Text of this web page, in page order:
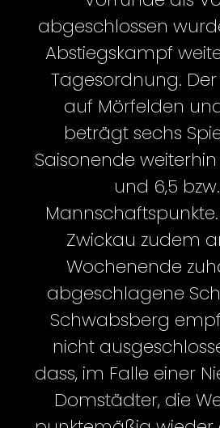
abgeschlossen
Abstiegskampf
Tagesordnung.
auf Mörfelden
beträgt sechs
Saisonende
und 6,5
Zwickau zudem
Wochenende
abgeschlagene
Schwabsberg
nicht
dass, im Falle einer
Domstädter, die